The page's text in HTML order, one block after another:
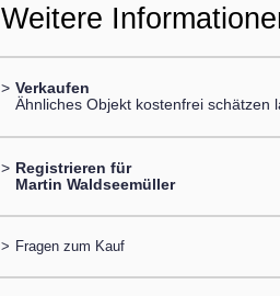
Weitere
> Verkaufen
Ähnliches Objekt kostenfrei schätzen
> Registrieren für
Martin Waldseemüller
> Fragen zum Kauf